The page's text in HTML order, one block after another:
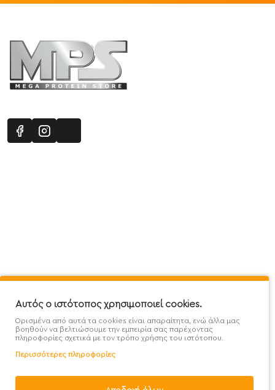
Προσφορές - Clearence GDPR
Χονδρική
Αυτός ο ιστότοπος χρησιμοποιεί cookies.
Ορισμένα από αυτά τα cookies είναι απαραίτητα, ενώ άλλα μας
βοηθούν να βελτιώσουμε την εμπειρία σας παρέχοντας
πληροφορίες σχετικά με τον τρόπο χρήσης του ιστότοπου.
Περισσότερες πληροφορίες